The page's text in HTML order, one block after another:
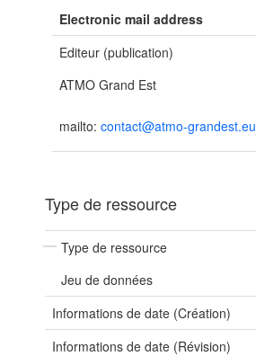
Electronic mail address
Editeur (publication)
ATMO Grand Est
mailto: contact@atmo-grandest.eu
Type de ressource
Type de ressource
Jeu de données
Informations de date (Création)
Informations de date (Révision)